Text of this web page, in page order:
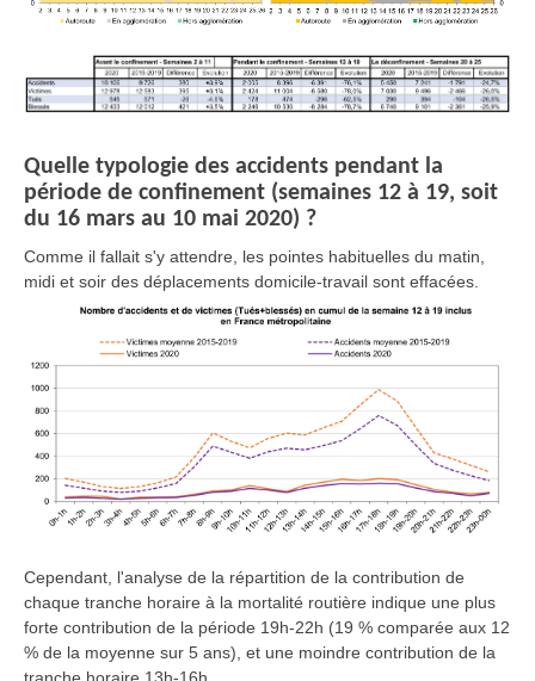
Quelle typologie des accidents pendant la
période de confinement (semaines 12 à 19, soit
du 16 mars au 10 mai 2020) ?
Comme il fallait s'y attendre, les pointes habituelles du matin,
midi et soir des déplacements domicile-travail sont effacées.
Cependant, l'analyse de la répartition de la contribution de
chaque tranche horaire à la mortalité routière indique une plus
forte contribution de la période 19h-22h (19 % comparée aux 12
% de la moyenne sur 5 ans), et une moindre contribution de la
tranche horaire 13h-16h.